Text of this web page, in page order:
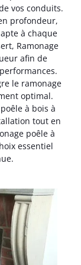
vos conduits.
profondeur,
à chaque
Ramonage
afin de
le ramonage
optimal.
à bois à
tout en
poêle à
essentiel